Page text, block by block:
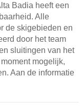
Badia heeft een
Alle
de skigebieden en
door het team
sluitingen van het
mogelijk,
Aan de informatie